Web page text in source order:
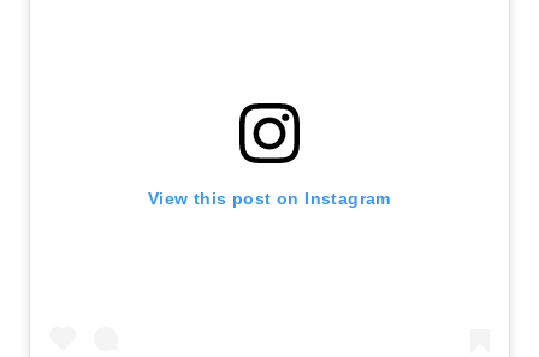
View this post on Instagram